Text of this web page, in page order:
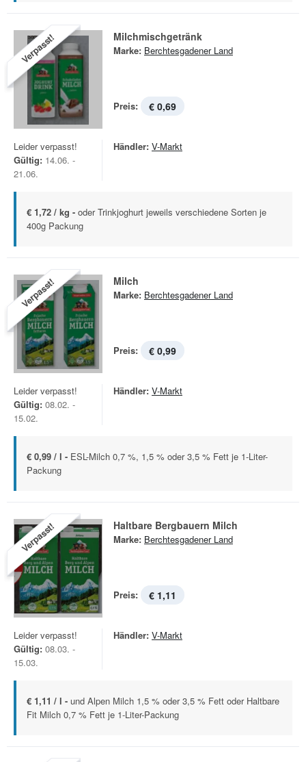
Verpasst! Milchmischgetränk
Marke: Berchtesgadener Land
Preis: € 0,69
Leider verpasst!
Gültig: 14.06. -
21.06.
Händler: V-Markt
€ 1,72 / kg - oder Trinkjoghurt jeweils verschiedene Sorten je
400g Packung
Verpasst! Milch
Marke: Berchtesgadener Land
Preis: € 0,99
Leider verpasst!
Gültig: 08.02. -
15.02.
Händler: V-Markt
€ 0,99 / l - ESL-Milch 0,7 %, 1,5 % oder 3,5 % Fett je 1-Liter-
Packung
Verpasst! Haltbare Bergbauern Milch
Marke: Berchtesgadener Land
Preis: € 1,11
Leider verpasst!
Gültig: 08.03. -
15.03.
Händler: V-Markt
€ 1,11 / l - und Alpen Milch 1,5 % oder 3,5 % Fett oder Haltbare
Fit Milch 0,7 % Fett je 1-Liter-Packung